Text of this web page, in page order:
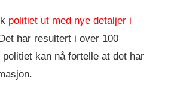
politiet ut med nye detaljer i
har resultert i over 100
politiet kan nå fortelle at det har